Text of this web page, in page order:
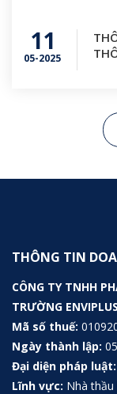
11
05-2025
THÔNG TIN
CÔNG TY TNHH
TRƯỜNG
Mã số thuế:
Ngày thành lập:
Đại diện pháp luật:
Lĩnh vực: Nhà